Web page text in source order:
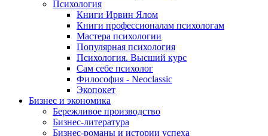
Психология
Книги Ирвин Ялом
Книги профессионалам психологам
Мастера психологии
Популярная психология
Психология. Высший курс
Сам себе психолог
Философия - Neoclassic
Экопокет
Бизнес и экономика
Бережливое производство
Бизнес-литература
Бизнес-романы и истории успеха